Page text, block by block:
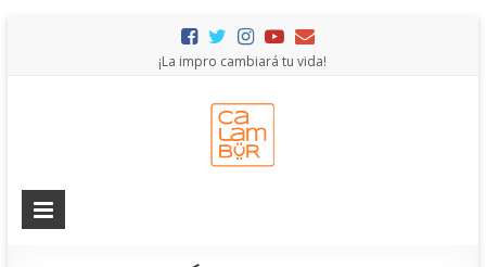
¡La impro cambiará tu vida!